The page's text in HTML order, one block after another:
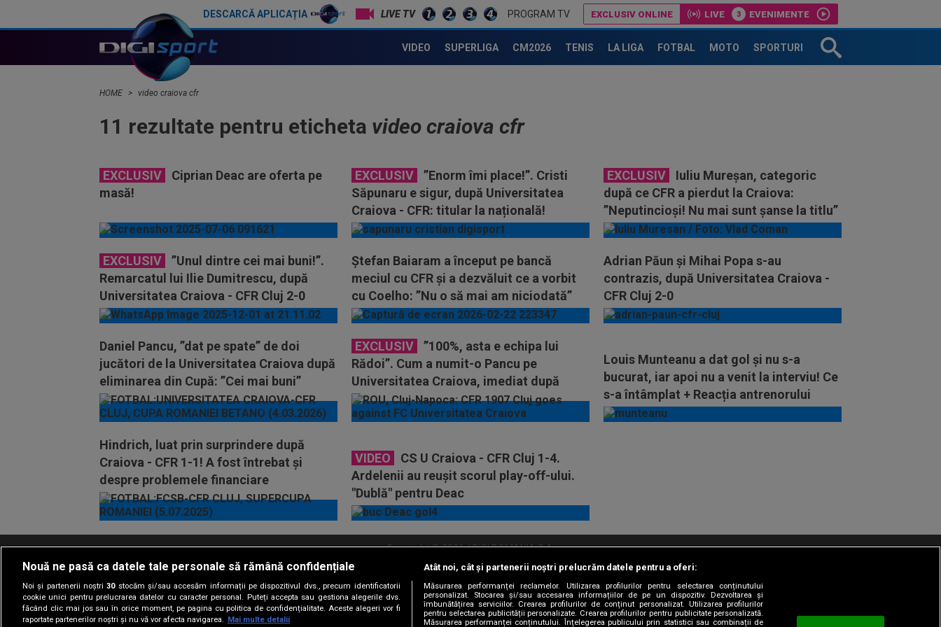
DESCARCĂ APLICAȚIA LIVE TV PROGRAM TV EXCLUSIV ONLINE LIVE EVENIMENTE
VIDEO SUPERLIGA CM2026 TENIS LA LIGA FOTBAL MOTO SPORTURI
HOME video craiova cfr
11 rezultate pentru eticheta video craiova cfr
EXCLUSIV
Ciprian Deac are oferta pe
masă!
EXCLUSIV
”Enorm îmi place!”. Cristi
Săpunaru e sigur, după Universitatea
Craiova - CFR: titular la națională!
EXCLUSIV
Iuliu Mureșan, categoric
după ce CFR a pierdut la Craiova:
”Neputincioși! Nu mai sunt șanse la titlu”
EXCLUSIV
”Unul dintre cei mai buni!”.
Remarcatul lui Ilie Dumitrescu, după
Universitatea Craiova - CFR Cluj 2-0
Ștefan Baiaram a început pe bancă
meciul cu CFR și a dezvăluit ce a vorbit
cu Coelho: ”Nu o să mai am niciodată”
Adrian Păun și Mihai Popa s-au
contrazis, după Universitatea Craiova -
CFR Cluj 2-0
Daniel Pancu, ”dat pe spate” de doi
jucători de la Universitatea Craiova după
eliminarea din Cupă: ”Cei mai buni”
EXCLUSIV
”100%, asta e echipa lui
Rădoi”. Cum a numit-o Pancu pe
Universitatea Craiova, imediat după
remiza din Bănie
Louis Munteanu a dat gol și nu s-a
bucurat, iar apoi nu a venit la interviu! Ce
s-a întâmplat + Reacția antrenorului
Hindrich, luat prin surprindere după
Craiova - CFR 1-1! A fost întrebat și
despre problemele financiare
VIDEO
CS U Craiova - CFR Cluj 1-4.
Ardelenii au reuşit scorul play-off-ului.
"Dublă" pentru Deac
Copyright © 2026 / DIGI ROMANIA S.A.
Termeni si conditii Politica de confidentialitate Abonare Digi TV Frecvente Digi Sport Retransmisie Digi Sport Contact/Info Codul etic
Versiune mobil
Nouă ne pasă ca datele tale personale să rămână confidențiale
Noi și partenerii noștri30stocăm și/sau accesăm informații pe dispozitivul dvs., precum identificatorii
cookie unici pentru prelucrarea datelor cu caracter personal. Puteți accepta sau gestiona alegerile dvs.
făcând clic mai jos sau în orice moment, pe pagina cu politica de confidențialitate. Aceste alegeri vor fi
raportate partenerilor noștri și nu vă vor afecta navigarea. Mai multe detalii
Atât noi, cât și partenerii noștri prelucrăm datele pentru a oferi:
Măsurarea performanței reclamelor. Utilizarea profilurilor pentru selectarea conținutului
personalizat. Stocarea și/sau accesarea informațiilor de pe un dispozitiv. Dezvoltarea și
îmbunătățirea serviciilor. Crearea profilurilor de conținut personalizat. Utilizarea profilurilor
pentru selectarea publicității personalizate. Crearea profilurilor pentru publicitate personalizată.
Măsurarea performanței conținutului. Înțelegerea publicului prin statistici sau combinații de